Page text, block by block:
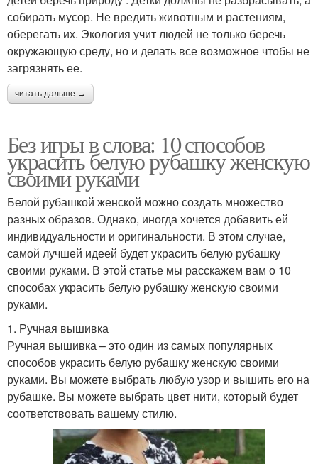
собирать мусор. Не вредить животным и растениям,
оберегать их. Экология учит людей не только беречь
окружающую среду, но и делать все возможное чтобы не
загрязнять ее.
читать дальше →
Без игры в слова: 10 способов
украсить белую рубашку женскую
своими руками
Белой рубашкой женской можно создать множество
разных образов. Однако, иногда хочется добавить ей
индивидуальности и оригинальности. В этом случае,
самой лучшей идеей будет украсить белую рубашку
своими руками. В этой статье мы расскажем вам о 10
способах украсить белую рубашку женскую своими
руками.
1. Ручная вышивка
Ручная вышивка – это один из самых популярных
способов украсить белую рубашку женскую своими
руками. Вы можете выбрать любую узор и вышить его на
рубашке. Вы можете выбрать цвет нити, который будет
соответствовать вашему стилю.